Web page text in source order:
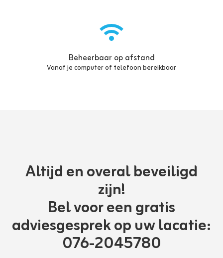
Beheerbaar op afstand
Vanaf je computer of telefoon bereikbaar
Altijd en overal beveiligd
zijn!
Bel voor een gratis
adviesgesprek op uw lacatie:
076-2045780